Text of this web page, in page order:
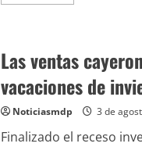
Las ventas
vacaciones de
Noticiasmdp 3 de
Finalizado el receso